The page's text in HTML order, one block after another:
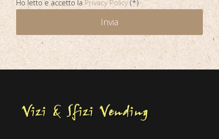
Ho letto e accetto la Privacy Policy (*)